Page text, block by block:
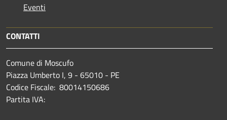
Eventi
CONTATTI
Comune di Moscufo
Piazza Umberto I, 9 - 65010 - PE
Codice Fiscale: 80014150686
Partita IVA: